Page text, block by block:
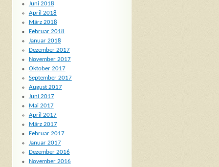
Juni 2018
April 2018
März 2018
Februar 2018
Januar 2018
Dezember 2017
November 2017
Oktober 2017
September 2017
August 2017
Juni 2017
Mai 2017
April 2017
März 2017
Februar 2017
Januar 2017
Dezember 2016
November 2016